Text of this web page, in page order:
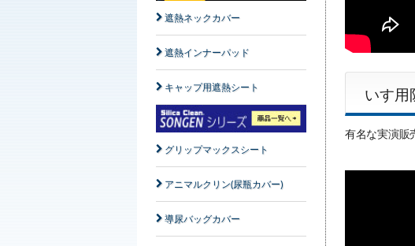
いす用
有名な実演販
遮熱ネックカバー
遮熱インナーパッド
キャップ用遮熱シート
グリップマックスシート
アニマルクリン(尿瓶カバー)
導尿バッグカバー